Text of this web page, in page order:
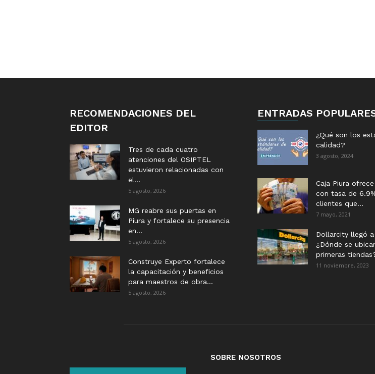
RECOMENDACIONES DEL
EDITOR
Tres de cada cuatro
atenciones del OSIPTEL
estuvieron relacionadas con
el...
5 agosto, 2026
MG reabre sus puertas en
Piura y fortalece su presencia
en...
5 agosto, 2026
Construye Experto fortalece
la capacitación y beneficios
para maestros de obra...
5 agosto, 2026
ENTRADAS
¿Qué son los
calidad?
3 agosto, 2024
Caja Piura
con tasa de
clientes que...
7 mayo, 2021
Dollarcity llegó a
¿Dónde se
primeras
11 noviembre, 2023
SOBRE NOSOTROS